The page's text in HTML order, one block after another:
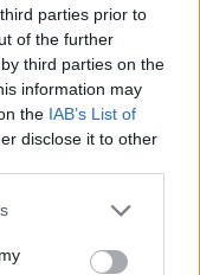
parties prior to
of the further
third parties on the
information may
the IAB’s List of
disclose it to other
or more Google
You may click to